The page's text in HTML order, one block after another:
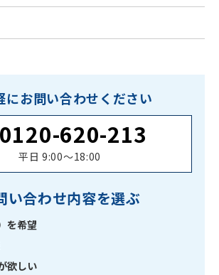
にお問い合わせください
0120-620-213
平日 9:00〜18:00
い合わせ内容を選ぶ
を希望
欲しい